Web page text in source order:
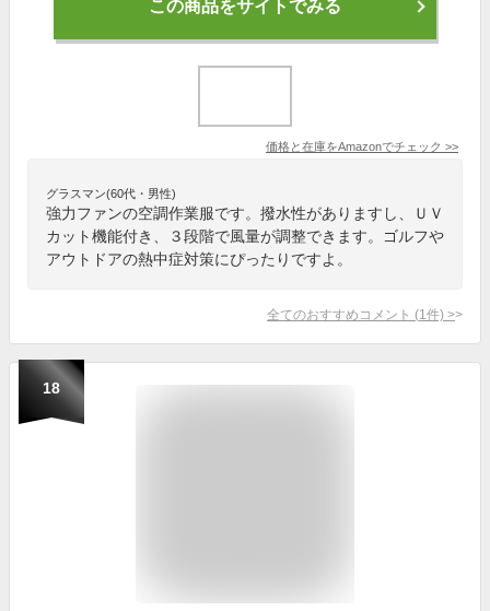
この商品をサイトでみる
価格と在庫をAmazonでチェック >>
グラスマン(60代・男性)
強力ファンの空調作業服です。撥水性がありますし、ＵＶ
カット機能付き、３段階で風量が調整できます。ゴルフや
アウトドアの熱中症対策にぴったりですよ。
全てのおすすめコメント (1 件) >
18